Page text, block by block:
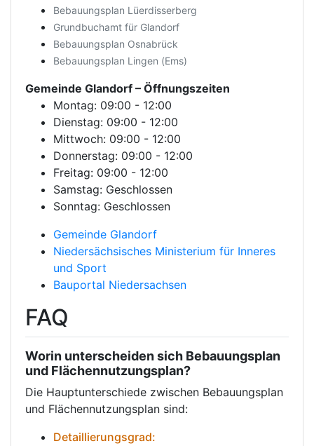
Bebauungsplan Lüerdisserberg
Grundbuchamt für Glandorf
Bebauungsplan Osnabrück
Bebauungsplan Lingen (Ems)
Gemeinde Glandorf – Öffnungszeiten
Montag: 09:00 - 12:00
Dienstag: 09:00 - 12:00
Mittwoch: 09:00 - 12:00
Donnerstag: 09:00 - 12:00
Freitag: 09:00 - 12:00
Samstag: Geschlossen
Sonntag: Geschlossen
Gemeinde Glandorf
Niedersächsisches Ministerium für Inneres
und Sport
Bauportal Niedersachsen
FAQ
Worin unterscheiden sich Bebauungsplan
und Flächennutzungsplan?
Die Hauptunterschiede zwischen Bebauungsplan
und Flächennutzungsplan sind:
Detaillierungsgrad: